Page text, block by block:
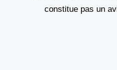
constitue pas un